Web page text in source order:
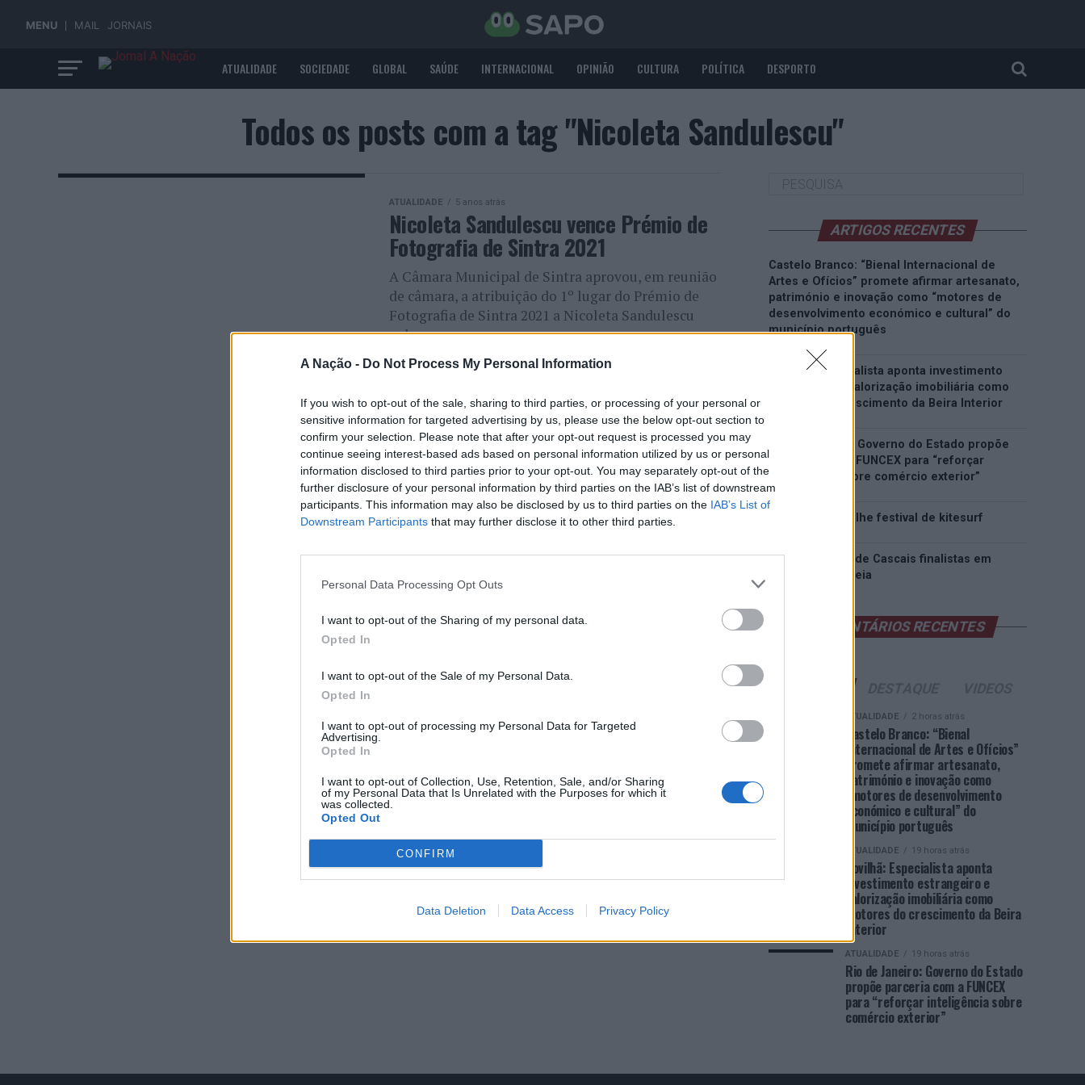
A Nação - Do Not Process My Personal Information
If you wish to opt-out of the sale, sharing to third parties, or processing of your personal or
sensitive information for targeted advertising by us, please use the below opt-out section to
confirm your selection. Please note that after your opt-out request is processed you may
continue seeing interest-based ads based on personal information utilized by us or personal
information disclosed to third parties prior to your opt-out. You may separately opt-out of the
further disclosure of your personal information by third parties on the IAB’s list of downstream
participants. This information may also be disclosed by us to third parties on the IAB’s List of
Downstream Participants that may further disclose it to other third parties.
Personal Data Processing Opt Outs
I want to opt-out of the Sharing of my personal data.
Opted In
I want to opt-out of the Sale of my Personal Data.
Opted In
I want to opt-out of processing my Personal Data for Targeted
Advertising.
Opted In
I want to opt-out of Collection, Use, Retention, Sale, and/or Sharing
of my Personal Data that Is Unrelated with the Purposes for which it
was collected.
Opted Out
CONFIRM
Data Deletion Data Access Privacy Policy
MENU MAIL JORNAIS
ATUALIDADE SOCIEDADE GLOBAL SAÚDE INTERNACIONAL OPINIÃO CULTURA POLÍTICA DESPORTO
Todos os posts com a tag "Nicoleta Sandulescu"
ATUALIDADE 5 anos atrás
Nicoleta Sandulescu vence Prémio de
Fotografia de Sintra 2021
A Câmara Municipal de Sintra aprovou, em reunião
de câmara, a atribuição do 1º lugar do Prémio de
Fotografia de Sintra 2021 a Nicoleta Sandulescu
pelo...
ARTIGOS RECENTES
Castelo Branco: “Bienal Internacional de
Artes e Ofícios” promete afirmar artesanato,
património e inovação como “motores de
desenvolvimento económico e cultural” do
município português
Covilhã: Especialista aponta investimento
estrangeiro e valorização imobiliária como
motores do crescimento da Beira Interior
Rio de Janeiro: Governo do Estado propõe
parceria com a FUNCEX para “reforçar
inteligência sobre comércio exterior”
Esposende acolhe festival de kitesurf
Cinco projetos de Cascais finalistas em
iniciativa europeia
COMENTÁRIOS RECENTES
ATUALIDADE 2 horas atrás
Castelo Branco: “Bienal
Internacional de Artes e Ofícios”
promete afirmar artesanato,
património e inovação como
“motores de desenvolvimento
económico e cultural” do
município português
ATUALIDADE 19 horas atrás
Covilhã: Especialista aponta
investimento estrangeiro e
valorização imobiliária como
motores do crescimento da Beira
Interior
ATUALIDADE 19 horas atrás
Rio de Janeiro: Governo do Estado
propõe parceria com a FUNCEX
para “reforçar inteligência sobre
comércio exterior”